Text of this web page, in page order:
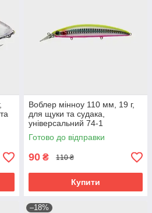
Воблер мінноу 110 мм, 19 г,
для щуки та судака,
універсальний 74-1
Готово до відправки
90 ₴ 110 ₴
Купити
–18%